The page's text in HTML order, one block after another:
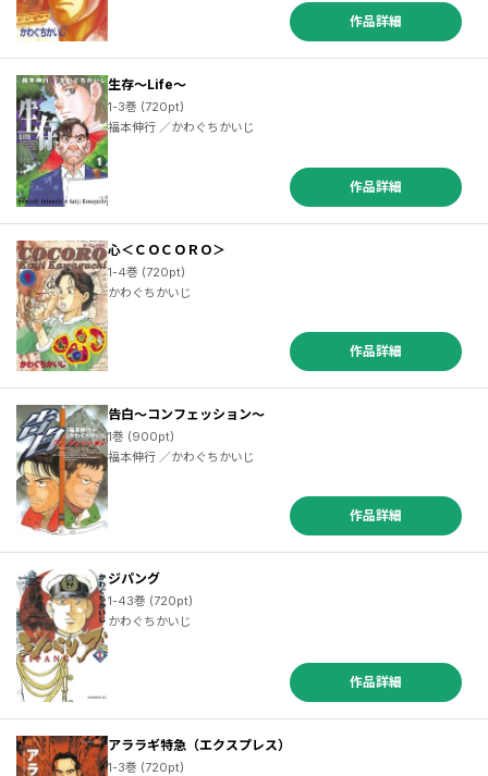
作品詳細
生存～Life～
1-3巻 (720pt)
福本伸行 ／かわぐちかいじ
作品詳細
心＜ＣＯＣＯＲＯ＞
1-4巻 (720pt)
かわぐちかいじ
作品詳細
告白～コンフェッション～
1巻 (900pt)
福本伸行 ／かわぐちかいじ
作品詳細
ジパング
1-43巻 (720pt)
かわぐちかいじ
作品詳細
アララギ特急（エクスプレス）
1-3巻 (720pt)